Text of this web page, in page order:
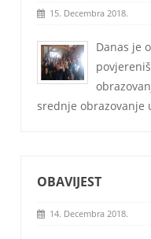
15. Decembra 2018.
Danas je
srednje obrazovanje
OBAVIJEST
14. Decembra 2018.